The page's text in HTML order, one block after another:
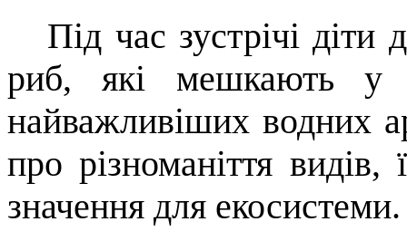
Під час зустрічі діти
риб, які мешкають у
найважливіших водних
про різноманіття видів,
значення для екосистеми.